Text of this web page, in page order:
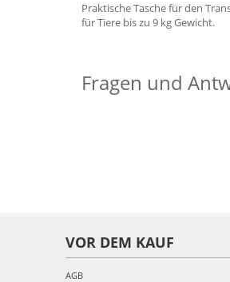
Praktische Tasche für den
für Tiere bis zu 9 kg Gewicht.
Fragen und
VOR DEM KAUF
AGB